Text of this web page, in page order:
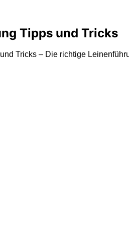
Tipps und Tricks
Tricks – Die richtige